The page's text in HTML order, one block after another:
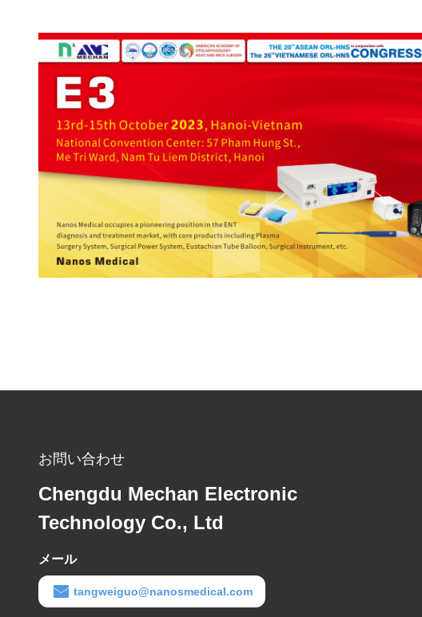
お問い合わせ
Chengdu Mechan Electronic
Technology Co., Ltd
メール
tangweiguo@nanosmedical.com